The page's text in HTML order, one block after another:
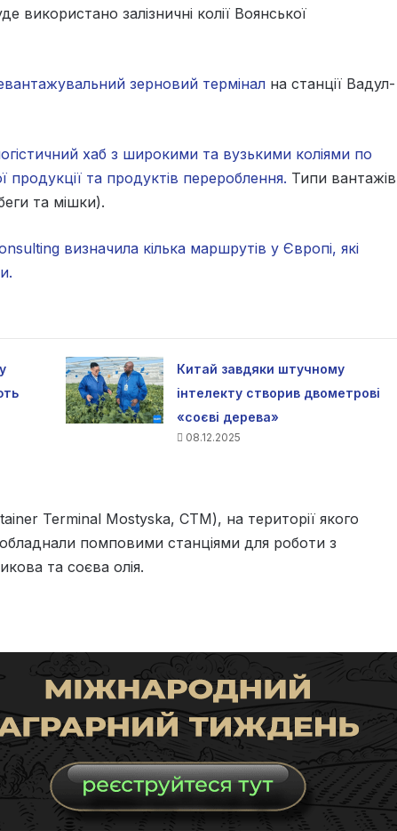
використано залізничні колії Воянської
зерновий термінал на станції Вадул-
хаб з широкими та вузькими коліями по
продукції та продуктів перероблення. Типи вантажів
та мішки).
визначила кілька маршрутів у Європі, які
Китай завдяки штучному
інтелекту створив двометрові
«соєві дерева»
08.12.2025
Terminal Mostyska, CTM), на території якого
обладнали помповими станціями для роботи з
та соєва олія.